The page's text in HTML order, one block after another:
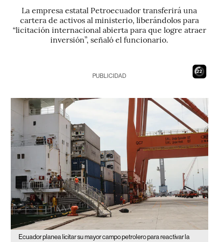
La empresa estatal Petroecuador transferirá una
cartera de activos al ministerio, liberándolos para
“licitación internacional abierta para que logre atraer
inversión”, señaló el funcionario.
21
PUBLICIDAD
Ecuador planea licitar su mayor campo petrolero para reactivar la